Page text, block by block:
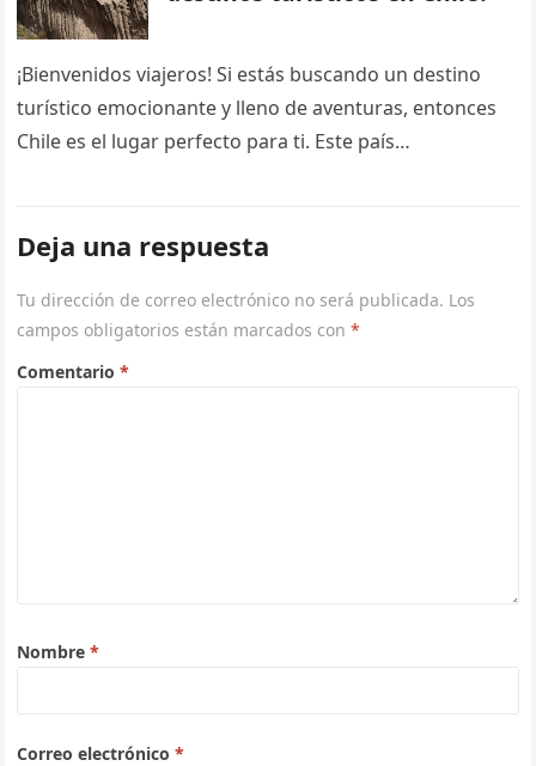
¡Bienvenidos viajeros! Si estás buscando un destino
turístico emocionante y lleno de aventuras, entonces
Chile es el lugar perfecto para ti. Este país
Deja una respuesta
Tu dirección de correo electrónico no será publicada. Los
campos obligatorios están marcados con*
Comentario*
Nombre*
Correo electrónico*